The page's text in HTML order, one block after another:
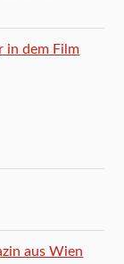
in dem Film
aus Wien